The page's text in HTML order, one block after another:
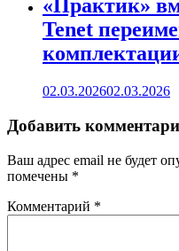
«Практик»
Tenet
02.03.202602.03.2026
Добавить
Ваш адрес email не будет
помечены *
Комментарий *